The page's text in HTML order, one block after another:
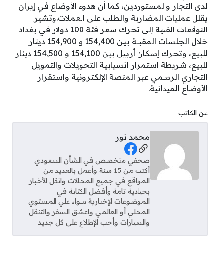
لدى التجار والمستوردين، كما أن هدوء الأوضاع في إيران
يقلل عمليات المضاربة والطلب على العملات.وتشير
التوقعات الفنية إلى تحرك سعر فئة 100 دولار في بغداد
خلال الجلسات المقبلة بين 154,400 و 154,900 دينار
للبيع، وتحرك إسكان أربيل بين 154,100 و 154,500 دينار
للبيع، شريطة استمرار انسيابية التحويلات والتمويل
التجاري الرسمي عبر المنصة الإلكترونية واستقرار
الأوضاع الميدانية.
عن الكاتب
محمد نور
Social Links
صحفي متخصص في الشأن السعودي
أكتب من 15 سنة وأعمل بالعديد من
المواقع في جميع المجالات وانقل الأخبار
بحيادية تامة وأفضل الكتابة في
الموضوعات الإخبارية سواء علي المستوي
المحلي أو العالمي واعشق السفر والتنقل
والسيارات وأحب الإطلاع على كل جديد